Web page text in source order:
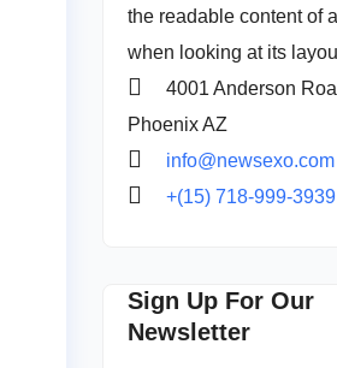
the readable content of
when looking at its
4001 Anderson
Phoenix AZ
info@newsexo.com
+(15) 718-999-3939
Sign Up For Our
Newsletter